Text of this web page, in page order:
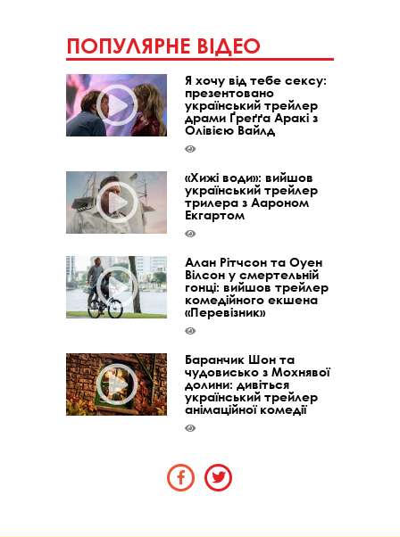
ПОПУЛЯРНЕ ВІДЕО
Я хочу від тебе сексу:
презентовано
український трейлер
драми Ґреґґа Аракі з
Олівією Вайлд
«Хижі води»: вийшов
український трейлер
трилера з Аароном
Екгартом
Алан Рітчсон та Оуен
Вілсон у смертельній
гонці: вийшов трейлер
комедійного екшена
«Перевізник»
Баранчик Шон та
чудовисько з Мохнявої
долини: дивіться
український трейлер
анімаційної комедії